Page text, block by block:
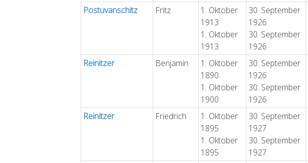
Postuvanschitz Fritz
1. Oktober
1913
1. Oktober
1913
30. September
1926
30. September
1926
Reinitzer Benjamin
1. Oktober
1890
1. Oktober
1900
30. September
1926
30. September
1926
Reinitzer Friedrich
1. Oktober
1895
1. Oktober
1895
30. September
1927
30. September
1927